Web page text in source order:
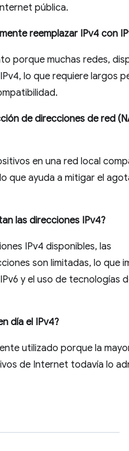
pública.
reemplazar IPv4 con
porque muchas redes,
lo que requiere largos
de direcciones de red
en una red local
que ayuda a mitigar el
las direcciones IPv4?
IPv4 disponibles, las
son limitadas, lo que
y el uso de tecnologías
día el IPv4?
utilizado porque la
de Internet todavía lo